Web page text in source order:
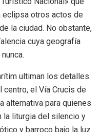
eclipsa otros actos de
la ciudad. No obstante,
cuya geografía
ultiman los detalles
el Vía Crucis de
alternativa para quienes
la liturgia del silencio y
y barroco bajo la luz